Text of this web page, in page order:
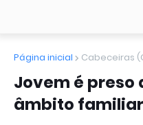
Página inicial Cabeceiras
Jovem é preso
âmbito